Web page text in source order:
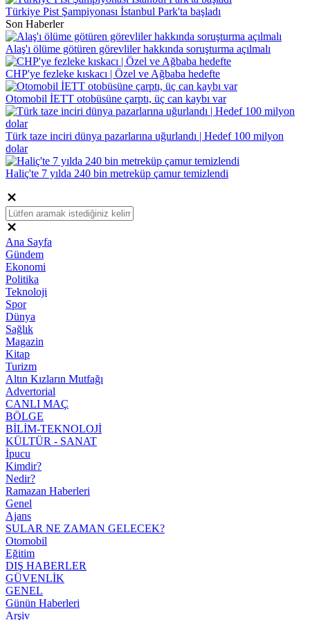
Türkiye Pist Şampiyonası İstanbul Park'ta başladı
Son Haberler
Alaş'ı ölüme götüren görevliler hakkında soruşturma açılmalı
CHP'ye fezleke kıskacı | Özel ve Ağbaba hedefte
Otomobil İETT otobüsüne çarptı, üç can kaybı var
Türk taze inciri dünya pazarlarına uğurlandı | Hedef 100 milyon
dolar
Haliç'te 7 yılda 240 bin metreküp çamur temizlendi
Ana Sayfa
Gündem
Ekonomi
Politika
Teknoloji
Spor
Dünya
Sağlık
Magazin
Kitap
Turizm
Altın Kızların Mutfağı
Advertorial
CANLI MAÇ
BÖLGE
BİLİM-TEKNOLOJİ
KÜLTÜR - SANAT
İpucu
Kimdir?
Nedir?
Ramazan Haberleri
Genel
Ajans
SULAR NE ZAMAN GELECEK?
Otomobil
Eğitim
DIŞ HABERLER
GÜVENLİK
GENEL
Günün Haberleri
Arşiv